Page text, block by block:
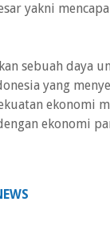
yakni
sebuah daya
yang
ekonomi
ekonomi